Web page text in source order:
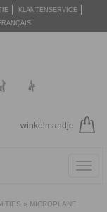
KLANTENSERVICE
winkelmandje
» MICROPLANE